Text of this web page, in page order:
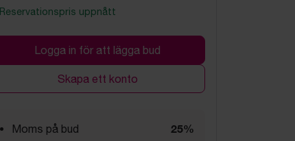
Reservationspris uppnått
Logga in för att lägga bud
Skapa ett konto
Moms på bud 25%